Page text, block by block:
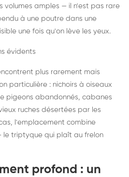
volumes amples — il n'est pas rare
à une poutre dans une
une fois qu'on lève les yeux.
évidents
plus rarement mais
particulière : nichoirs à oiseaux
pigeons abandonnés, cabanes
ruches désertées par les
l'emplacement combine
le triptyque qui plaît au frelon
profond : un